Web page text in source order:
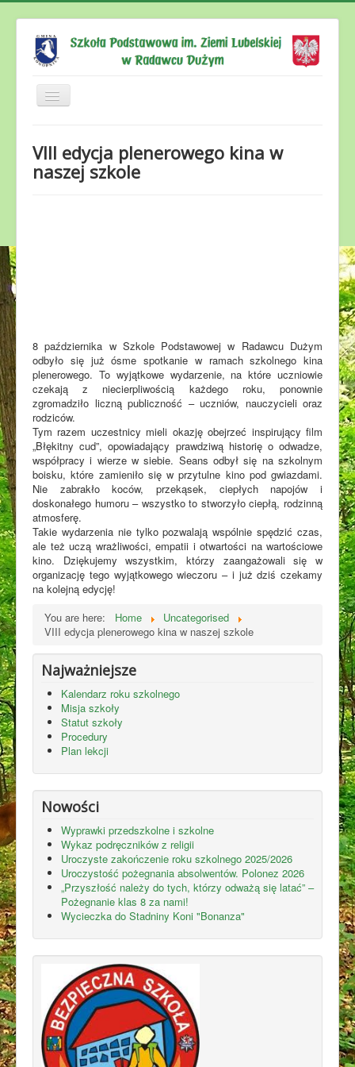
O nas
VIII edycja plenerowego kina w
naszej szkole
8 października w Szkole Podstawowej w Radawcu Dużym
odbyło się już ósme spotkanie w ramach szkolnego kina
plenerowego. To wyjątkowe wydarzenie, na które uczniowie
czekają z niecierpliwością każdego roku, ponownie
zgromadziło liczną publiczność – uczniów, nauczycieli oraz
rodziców.
Tym razem uczestnicy mieli okazję obejrzeć inspirujący film
„Błękitny cud”, opowiadający prawdziwą historię o odwadze,
współpracy i wierze w siebie. Seans odbył się na szkolnym
boisku, które zamieniło się w przytulne kino pod gwiazdami.
Nie zabrakło koców, przekąsek, ciepłych napojów i
doskonałego humoru – wszystko to stworzyło ciepłą, rodzinną
atmosferę.
Takie wydarzenia nie tylko pozwalają wspólnie spędzić czas,
ale też uczą wrażliwości, empatii i otwartości na wartościowe
kino. Dziękujemy wszystkim, którzy zaangażowali się w
organizację tego wyjątkowego wieczoru – i już dziś czekamy
na kolejną edycję!
You are here:
Home
Uncategorised
VIII edycja plenerowego kina w naszej szkole
Najważniejsze
Kalendarz roku szkolnego
Misja szkoły
Statut szkoły
Procedury
Plan lekcji
Nowości
Wyprawki przedszkolne i szkolne
Wykaz podręczników z religii
Uroczyste zakończenie roku szkolnego 2025/2026
Uroczystość pożegnania absolwentów. Polonez 2026
„Przyszłość należy do tych, którzy odważą się latać” –
Pożegnanie klas 8 za nami!
Wycieczka do Stadniny Koni "Bonanza"